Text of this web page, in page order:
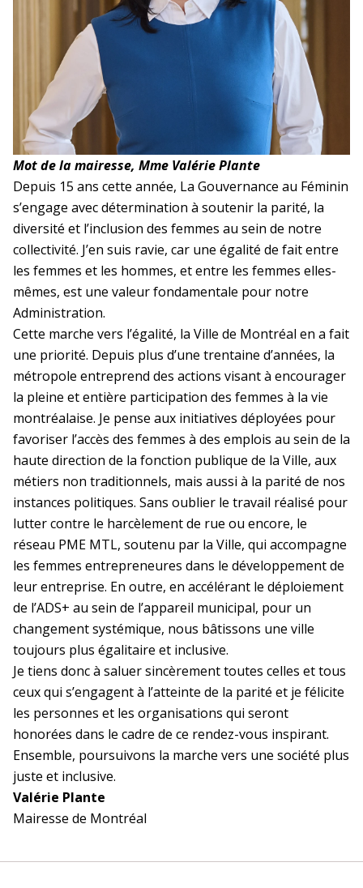
Mot de la mairesse, Mme Valérie Plante
Depuis 15 ans cette année, La Gouvernance au Féminin
s’engage avec détermination à soutenir la parité, la
diversité et l’inclusion des femmes au sein de notre
collectivité. J’en suis ravie, car une égalité de fait entre
les femmes et les hommes, et entre les femmes elles-
mêmes, est une valeur fondamentale pour notre
Administration.
Cette marche vers l’égalité, la Ville de Montréal en a fait
une priorité. Depuis plus d’une trentaine d’années, la
métropole entreprend des actions visant à encourager
la pleine et entière participation des femmes à la vie
montréalaise. Je pense aux initiatives déployées pour
favoriser l’accès des femmes à des emplois au sein de la
haute direction de la fonction publique de la Ville, aux
métiers non traditionnels, mais aussi à la parité de nos
instances politiques. Sans oublier le travail réalisé pour
lutter contre le harcèlement de rue ou encore, le
réseau PME MTL, soutenu par la Ville, qui accompagne
les femmes entrepreneures dans le développement de
leur entreprise. En outre, en accélérant le déploiement
de l’ADS+ au sein de l’appareil municipal, pour un
changement systémique, nous bâtissons une ville
toujours plus égalitaire et inclusive.
Je tiens donc à saluer sincèrement toutes celles et tous
ceux qui s’engagent à l’atteinte de la parité et je félicite
les personnes et les organisations qui seront
honorées dans le cadre de ce rendez-vous inspirant.
Ensemble, poursuivons la marche vers une société plus
juste et inclusive.
Valérie Plante
Mairesse de Montréal